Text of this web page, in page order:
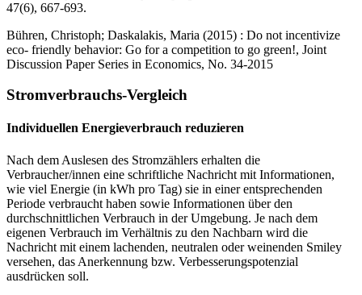
47(6), 667-693.
Bühren, Christoph; Daskalakis, Maria (2015) : Do not incentivize
eco- friendly behavior: Go for a competition to go green!, Joint
Discussion Paper Series in Economics, No. 34-2015
Stromverbrauchs-Vergleich
Individuellen Energieverbrauch reduzieren
Nach dem Auslesen des Stromzählers erhalten die
Verbraucher/innen eine schriftliche Nachricht mit Informationen,
wie viel Energie (in kWh pro Tag) sie in einer entsprechenden
Periode verbraucht haben sowie Informationen über den
durchschnittlichen Verbrauch in der Umgebung. Je nach dem
eigenen Verbrauch im Verhältnis zu den Nachbarn wird die
Nachricht mit einem lachenden, neutralen oder weinenden Smiley
versehen, das Anerkennung bzw. Verbesserungspotenzial
ausdrücken soll.